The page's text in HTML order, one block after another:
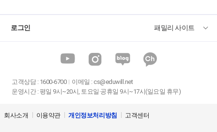
로그인 패밀리 사이트
고객상담: 1600-6700 이메일 : cs@eduwill.net
운영시간 : 평일 9시~20시, 토요일·공휴일 9시~17시(일요일 휴무)
회사소개 이용약관 개인정보처리방침 고객센터